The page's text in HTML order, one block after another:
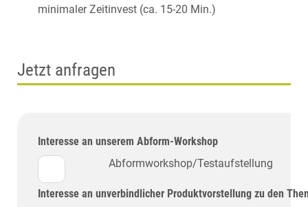
minimaler Zeitinvest (ca. 15-20 Min.)
Jetzt anfragen
Interesse an unserem Abform-Workshop
Abformworkshop/Testaufstellung
Interesse an unverbindlicher Produktvorstellung zu den